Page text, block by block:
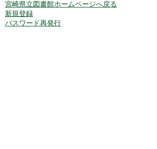
宮崎県立図書館ホームページへ戻る
新規登録
パスワード再発行